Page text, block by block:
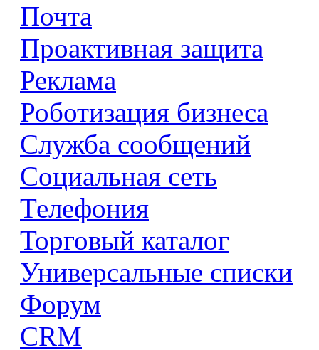
Почта
Проактивная защита
Реклама
Роботизация бизнеса
Служба сообщений
Социальная сеть
Телефония
Торговый каталог
Универсальные списки
Форум
CRM